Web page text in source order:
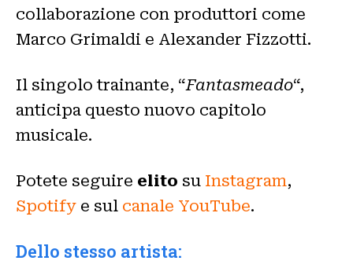
collaborazione con produttori come
Marco Grimaldi e Alexander Fizzotti.
Il singolo trainante, “Fantasmeado“,
anticipa questo nuovo capitolo
musicale.
Potete seguire elito su Instagram,
Spotify e sul canale YouTube.
Dello stesso artista: